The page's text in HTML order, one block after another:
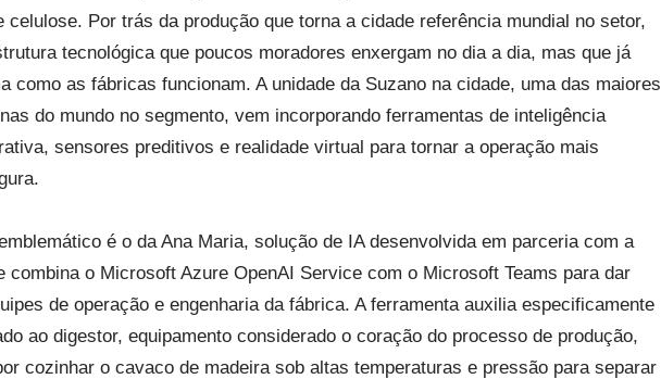
celulose. Por trás da produção que torna a cidade referência mundial no setor,
tecnológica que poucos moradores enxergam no dia a dia, mas que já
como as fábricas funcionam. A unidade da Suzano na cidade, uma das maiores
do mundo no segmento, vem incorporando ferramentas de inteligência
sensores preditivos e realidade virtual para tornar a operação mais
é o da Ana Maria, solução de IA desenvolvida em parceria com a
combina o Microsoft Azure OpenAI Service com o Microsoft Teams para dar
de operação e engenharia da fábrica. A ferramenta auxilia especificamente
ao digestor, equipamento considerado o coração do processo de produção,
cozinhar o cavaco de madeira sob altas temperaturas e pressão para separar